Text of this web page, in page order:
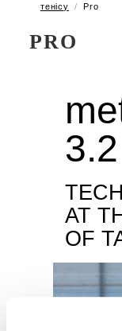
тенісу
Pro
PRO
3.2
AT
OF